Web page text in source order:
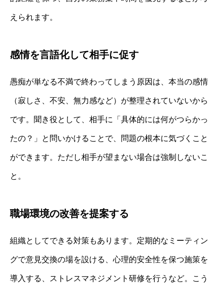
えられます。
感情を言語化して相手に促す
愚痴が単なる不満で終わってしまう原因は、本当の感情
（寂しさ、不安、無力感など）が整理されていないから
です。聞き役として、相手に「具体的には何がつらかっ
たの？」と問いかけることで、問題の根本に気づくこと
ができます。ただし相手が望まない場合は強制しないこ
と。
職場環境の改善を提案する
組織としてできる対策もあります。定期的なミーティン
グで意見交換の場を設ける、心理的安全性を保つ施策を
導入する、ストレスマネジメント研修を行うなど。こう